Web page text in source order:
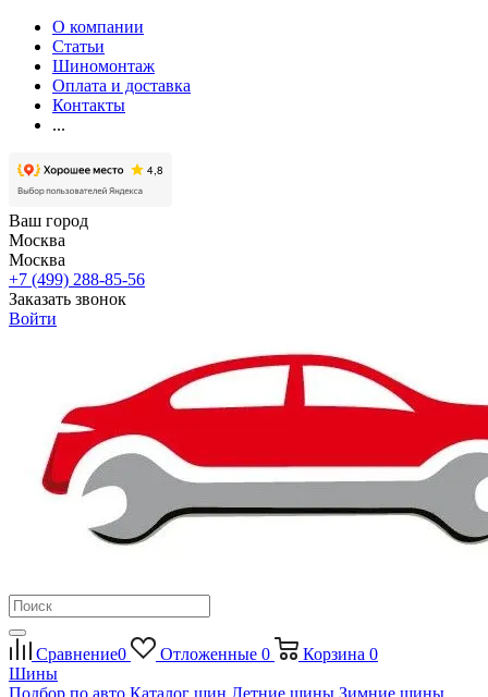
О компании
Статьи
Шиномонтаж
Оплата и доставка
Контакты
...
Ваш город
Москва
Москва
+7 (499) 288-85-56
Заказать звонок
Войти
Сравнение0 Отложенные 0 Корзина 0
Шины
Подбор по авто Каталог шин Летние шины Зимние шины